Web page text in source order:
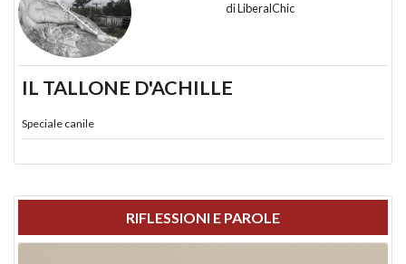
diLiberalChic
IL TALLONE D'ACHILLE
Speciale canile
RIFLESSIONI E PAROLE